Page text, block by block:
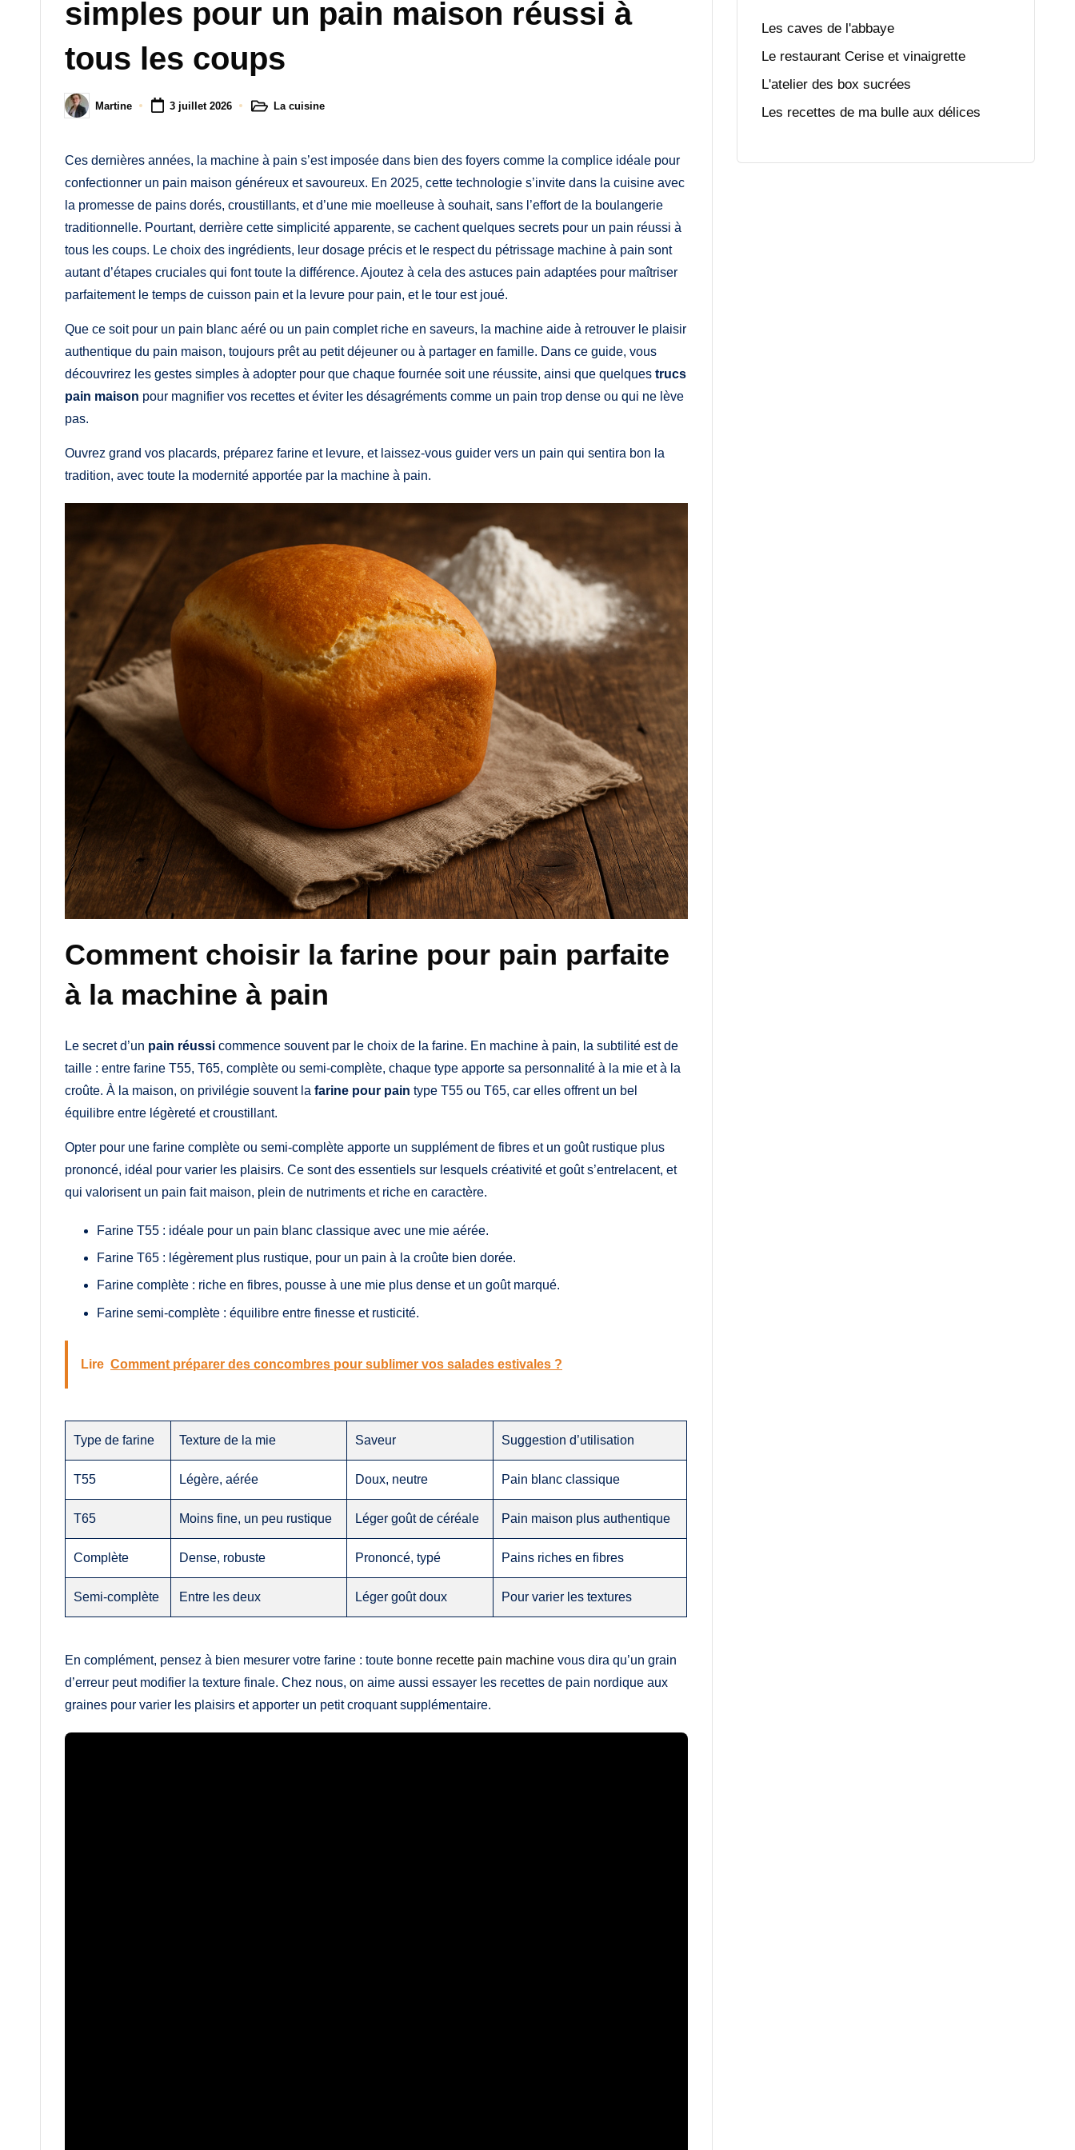
simples pour un pain maison réussi à
tous les coups
PostedMartine 3 juillet 2026
PostedLa cuisine
Ces dernières années, la machine à pain s’est imposée dans bien des foyers comme la complice idéale pour
confectionner un pain maison généreux et savoureux. En 2025, cette technologie s’invite dans la cuisine avec
la promesse de pains dorés, croustillants, et d’une mie moelleuse à souhait, sans l’effort de la boulangerie
traditionnelle. Pourtant, derrière cette simplicité apparente, se cachent quelques secrets pour un pain réussi à
tous les coups. Le choix des ingrédients, leur dosage précis et le respect du pétrissage machine à pain sont
autant d’étapes cruciales qui font toute la différence. Ajoutez à cela des astuces pain adaptées pour maîtriser
parfaitement le temps de cuisson pain et la levure pour pain, et le tour est joué.
Que ce soit pour un pain blanc aéré ou un pain complet riche en saveurs, la machine aide à retrouver le plaisir
authentique du pain maison, toujours prêt au petit déjeuner ou à partager en famille. Dans ce guide, vous
découvrirez les gestes simples à adopter pour que chaque fournée soit une réussite, ainsi que quelques trucs
pain maison pour magnifier vos recettes et éviter les désagréments comme un pain trop dense ou qui ne lève
pas.
Ouvrez grand vos placards, préparez farine et levure, et laissez-vous guider vers un pain qui sentira bon la
tradition, avec toute la modernité apportée par la machine à pain.
Comment choisir la farine pour pain parfaite
à la machine à pain
Le secret d’un pain réussi commence souvent par le choix de la farine. En machine à pain, la subtilité est de
taille : entre farine T55, T65, complète ou semi-complète, chaque type apporte sa personnalité à la mie et à la
croûte. À la maison, on privilégie souvent la farine pour pain type T55 ou T65, car elles offrent un bel
équilibre entre légèreté et croustillant.
Opter pour une farine complète ou semi-complète apporte un supplément de fibres et un goût rustique plus
prononcé, idéal pour varier les plaisirs. Ce sont des essentiels sur lesquels créativité et goût s’entrelacent, et
qui valorisent un pain fait maison, plein de nutriments et riche en caractère.
Farine T55 : idéale pour un pain blanc classique avec une mie aérée.
Farine T65 : légèrement plus rustique, pour un pain à la croûte bien dorée.
Farine complète : riche en fibres, pousse à une mie plus dense et un goût marqué.
Farine semi-complète : équilibre entre finesse et rusticité.
Lire Comment préparer des concombres pour sublimer vos salades estivales ?
Type de farine Texture de la mie Saveur Suggestion d’utilisation
T55 Légère, aérée Doux, neutre Pain blanc classique
T65 Moins fine, un peu rustique Léger goût de céréale Pain maison plus authentique
Complète Dense, robuste Prononcé, typé Pains riches en fibres
Semi-complète Entre les deux Léger goût doux Pour varier les textures
En complément, pensez à bien mesurer votre farine : toute bonne recette pain machine vous dira qu’un grain
d’erreur peut modifier la texture finale. Chez nous, on aime aussi essayer les recettes de pain nordique aux
graines pour varier les plaisirs et apporter un petit croquant supplémentaire.
Les caves de l'abbaye
Le restaurant Cerise et vinaigrette
L'atelier des box sucrées
Les recettes de ma bulle aux délices